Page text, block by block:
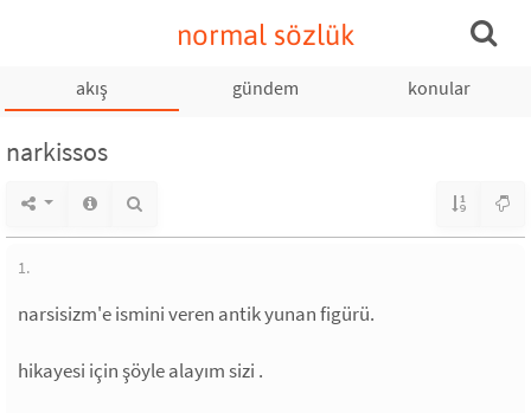
normal sözlük
akış gündem konular
narkissos
1.
narsisizm'e ismini veren antik yunan figürü.
hikayesi için şöyle alayım sizi .